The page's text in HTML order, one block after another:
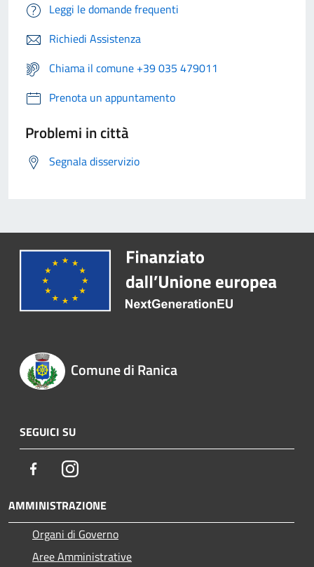
Leggi le domande frequenti
Richiedi Assistenza
Chiama il comune +39 035 479011
Prenota un appuntamento
Problemi in città
Segnala disservizio
Comune di Ranica
SEGUICI SU
FacebookInstagram
AMMINISTRAZIONE
Organi di Governo
Aree Amministrative